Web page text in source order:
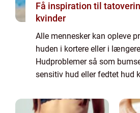
Få inspiration til
kvinder
Alle mennesker kan opleve
huden i kortere eller i
Hudproblemer så som
sensitiv hud eller fedtet hud
dårli...